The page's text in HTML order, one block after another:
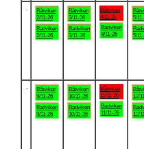
Båtviken
2/11-26
Badviken
2/11-26
Båtviken
3/11-26
Badviken
3/11-26
Båtviken
4/11-26
Badviken
4/11-26
5/
5/
Båtviken
9/11-26
Badviken
9/11-26
Båtviken
10/11-26
Badviken
10/11-26
Båtviken
11/11-26
Badviken
11/11-26
12/
12/